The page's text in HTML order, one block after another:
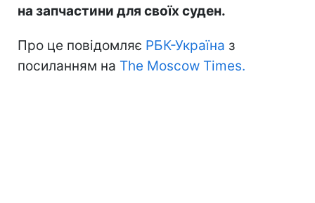
на запчастини для своїх суден.
Про це повідомляє РБК-Україна з
посиланням на The Moscow Times.